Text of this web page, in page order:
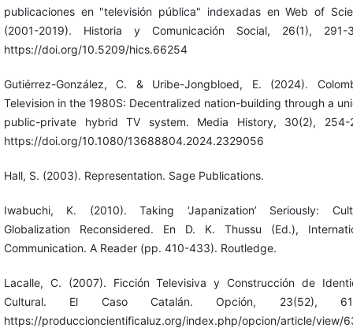
publicaciones en "televisión pública" indexadas en Web of
(2001-2019). Historia y Comunicación Social, 26(1), 291-
https://doi.org/10.5209/hics.66254
Gutiérrez-González, C. & Uribe-Jongbloed, E. (2024).
Television in the 1980S: Decentralized nation-building through a
public-private hybrid TV system. Media History, 30(2), 254-
https://doi.org/10.1080/13688804.2024.2329056
Hall, S. (2003). Representation. Sage Publications.
Iwabuchi, K. (2010). Taking ‘Japanization’ Seriously:
Globalization Reconsidered. En D. K. Thussu (Ed.),
Communication. A Reader (pp. 410-433). Routledge.
Lacalle, C. (2007). Ficción Televisiva y Construcción de
Cultural. El Caso Catalán. Opción, 23(52), 61-
https://produccioncientificaluz.org/index.php/opcion/article/view/